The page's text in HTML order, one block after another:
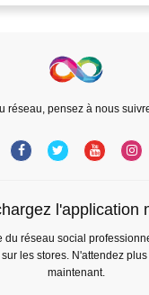
réseau, pensez à nous
l'application
du réseau social
les stores. N'attendez
maintenant.